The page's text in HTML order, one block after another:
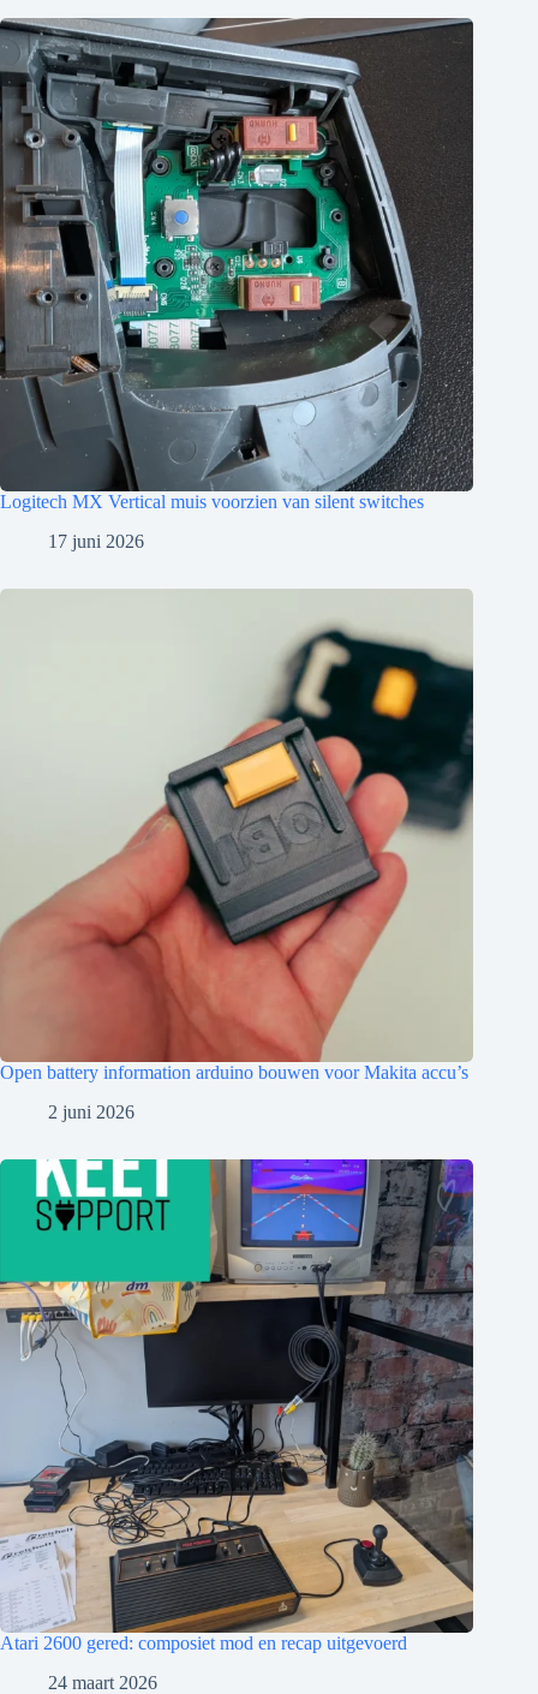
Logitech MX Vertical muis voorzien van silent switches
17 juni 2026
Open battery information arduino bouwen voor Makita accu’s
2 juni 2026
Atari 2600 gered: composiet mod en recap uitgevoerd
24 maart 2026